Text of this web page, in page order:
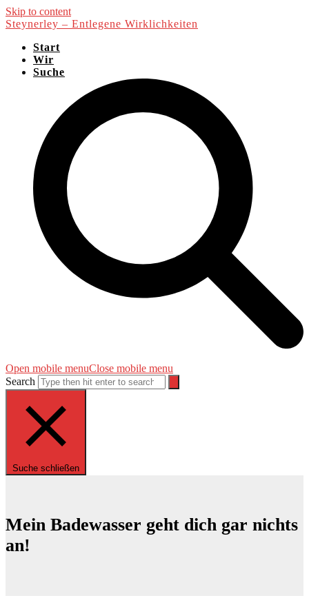
Skip to content
Steynerley – Entlegene Wirklichkeiten
Start
Wir
Suche
Open mobile menuClose mobile menu
Search
Suche schließen
Mein Badewasser geht dich gar nichts
an!